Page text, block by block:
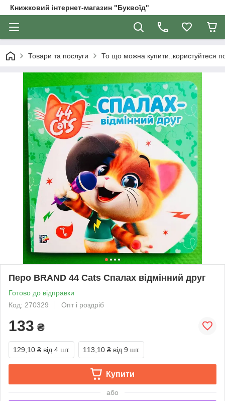
Книжковий інтернет-магазин "Буквоїд"
Товари та послуги То що можна купити..користуйтеся
Перо BRAND 44 Cats Спалах відмінний друг
Готово до відправки
Код: 270329
Опт і роздріб
133 ₴
129,10 ₴ від 4 шт. 113,10 ₴ від 9 шт.
Купити
або